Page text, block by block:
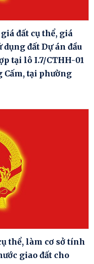
đất cụ thể, giá
đất Dự án đầu
tại lô I.7/CTHH-01
Cấm, tại phường
thể, làm cơ sở tính
giao đất cho